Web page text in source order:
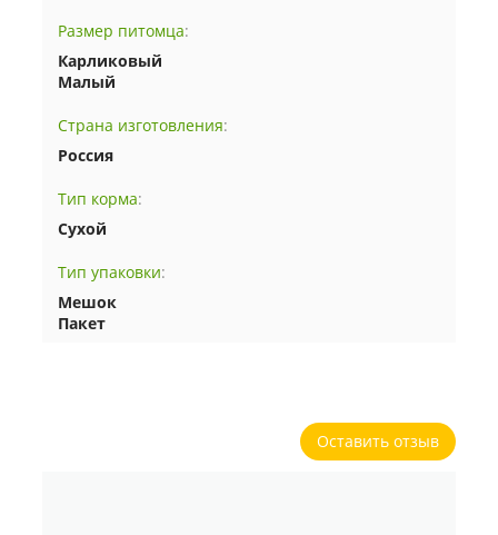
Размер питомца:
Карликовый
Малый
Страна изготовления:
Россия
Тип корма:
Сухой
Тип упаковки:
Мешок
Пакет
Оставить отзыв